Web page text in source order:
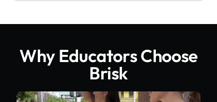
Why Educators Choose
Brisk